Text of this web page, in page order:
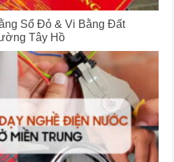
Sổ Đỏ & Vi Bằng Đất
Tây Hồ